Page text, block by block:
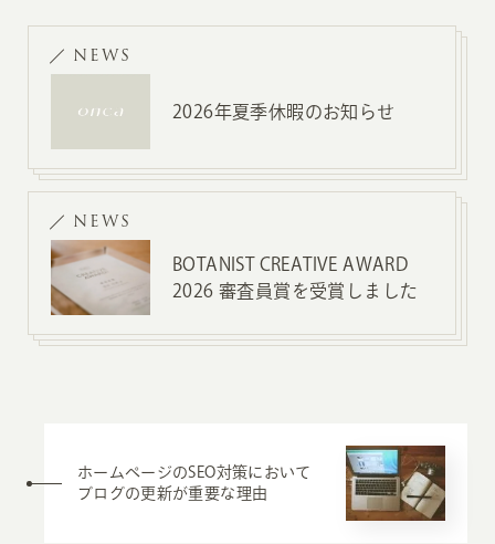
NEWS
2026年夏季休暇のお知らせ
NEWS
BOTANIST CREATIVE AWARD
2026 審査員賞を受賞しました
ホームページのSEO対策において
ブログの更新が重要な理由